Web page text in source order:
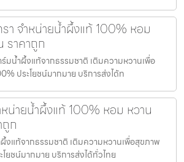
รา จำหน่ายน้ำผึ้งแท้ 100% หอม
ราคาถูก
ร์มน้ำผึ้งแท้จากธรรมชาติ เติมความหวานเพื่อ
ประโยชน์มากมาย บริการส่งได้ท
หน่ายน้ำผึ้งแท้ 100% หอม หวาน
ก
งแท้จากธรรมชาติ เติมความหวานเพื่อสุขภาพ
ยชน์มากมาย บริการส่งได้ทั่วไทย